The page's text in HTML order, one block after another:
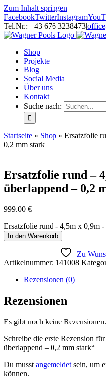
Zum Inhalt springen
FacebookTwitterInstagram
Tel.Nr.: +43 676 3238473|
Shop
Projekte
Blog
Social Media
Über uns
Kontakt
Suche nach:
Startseite » Shop » Ersatzfolie
0,2 mm stark
Ersatzfolie rund –
überlappend – 0,2
999.00 €
Ersatzfolie rund - 4,5m x 0,9m
In den Warenkorb
Zu
Artikelnummer: 141008
Rezensionen (0)
Rezensionen
Es gibt noch keine Rezensionen.
Schreibe die erste Rezension
überlappend – 0,2 mm stark“
Du musst angemeldet sein, um
können.